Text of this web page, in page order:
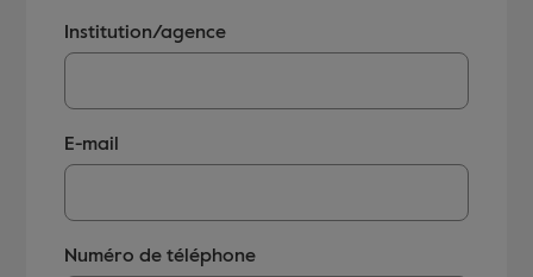
Institution/agence
E-mail
Numéro de téléphone